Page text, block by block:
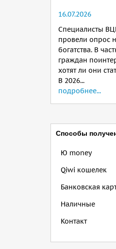
16.07.2026
Специалисты
провели опрос
богатства. В
граждан
хотят ли они
В 2026...
подробнее...
Способы
Ю money
Qiwi кошелек
Банковская
Наличные
Контакт